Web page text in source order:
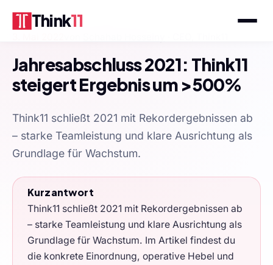
Think11
Jahresabschluss 2021: Think11
steigert Ergebnis um >500%
Think11 schließt 2021 mit Rekordergebnissen ab
– starke Teamleistung und klare Ausrichtung als
Grundlage für Wachstum.
Kurzantwort
Think11 schließt 2021 mit Rekordergebnissen ab
– starke Teamleistung und klare Ausrichtung als
Grundlage für Wachstum. Im Artikel findest du
die konkrete Einordnung, operative Hebel und